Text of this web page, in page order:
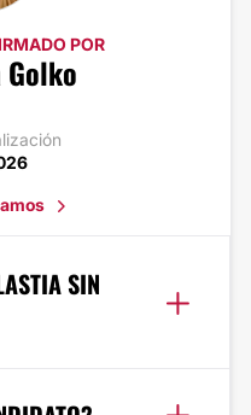
POR
SIN